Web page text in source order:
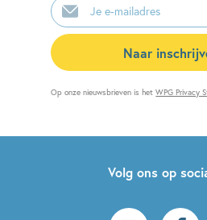
mailadres
Naar
Op onze nieuwsbrieven is hetWPG Privacy
Volg ons op